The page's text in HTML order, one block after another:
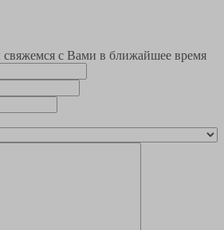
с Вами в ближайшее время